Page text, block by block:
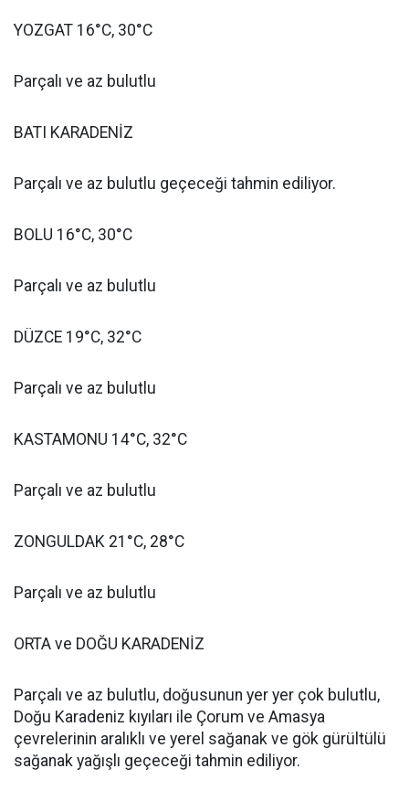
YOZGAT 16°C, 30°C
Parçalı ve az bulutlu
BATI KARADENİZ
Parçalı ve az bulutlu geçeceği tahmin ediliyor.
BOLU 16°C, 30°C
Parçalı ve az bulutlu
DÜZCE 19°C, 32°C
Parçalı ve az bulutlu
KASTAMONU 14°C, 32°C
Parçalı ve az bulutlu
ZONGULDAK 21°C, 28°C
Parçalı ve az bulutlu
ORTA ve DOĞU KARADENİZ
Parçalı ve az bulutlu, doğusunun yer yer çok bulutlu,
Doğu Karadeniz kıyıları ile Çorum ve Amasya
çevrelerinin aralıklı ve yerel sağanak ve gök gürültülü
sağanak yağışlı geçeceği tahmin ediliyor.